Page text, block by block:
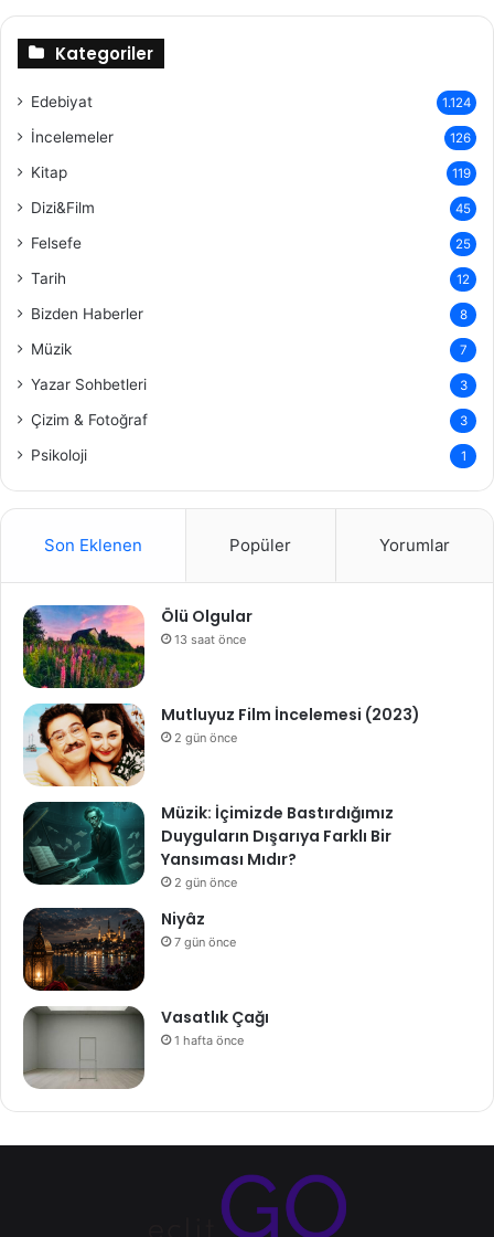
Kategoriler
Edebiyat 1.124
İncelemeler 126
Kitap 119
Dizi&Film 45
Felsefe 25
Tarih 12
Bizden Haberler 8
Müzik 7
Yazar Sohbetleri 3
Çizim & Fotoğraf 3
Psikoloji 1
Son Eklenen Popüler Yorumlar
Ölü Olgular
13 saat önce
Mutluyuz Film İncelemesi (2023)
2 gün önce
Müzik: İçimizde Bastırdığımız
Duyguların Dışarıya Farklı Bir
Yansıması Mıdır?
2 gün önce
Niyâz
7 gün önce
Vasatlık Çağı
1 hafta önce